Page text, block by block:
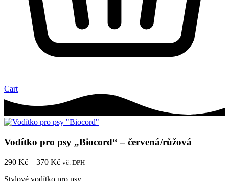
Cart
Vodítko pro psy „Biocord“ – červená/růžová
290 Kč – 370 Kč Rozpětí
vč. DPH
Stylové vodítko pro psy.